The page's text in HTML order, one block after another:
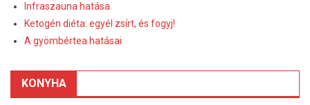
Infraszauna hatása
Ketogén diéta: egyél zsírt, és fogyj!
A gyömbértea hatásai
KONYHA